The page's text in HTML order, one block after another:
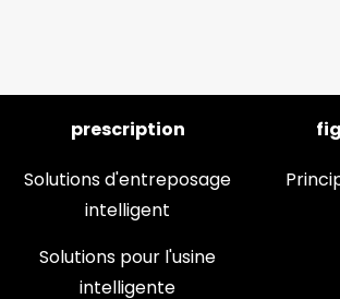
prescription
Solutions d'entreposage
intelligent
Solutions pour l'usine
intelligente